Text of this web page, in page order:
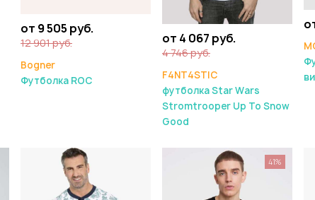
от 9 505 руб.
12 901 руб.
Bogner
Футболка ROC
от 4 067 руб.
4 746 руб.
F4NT4STIC
футболка Star Wars
Stromtrooper Up To Snow
Good
41%